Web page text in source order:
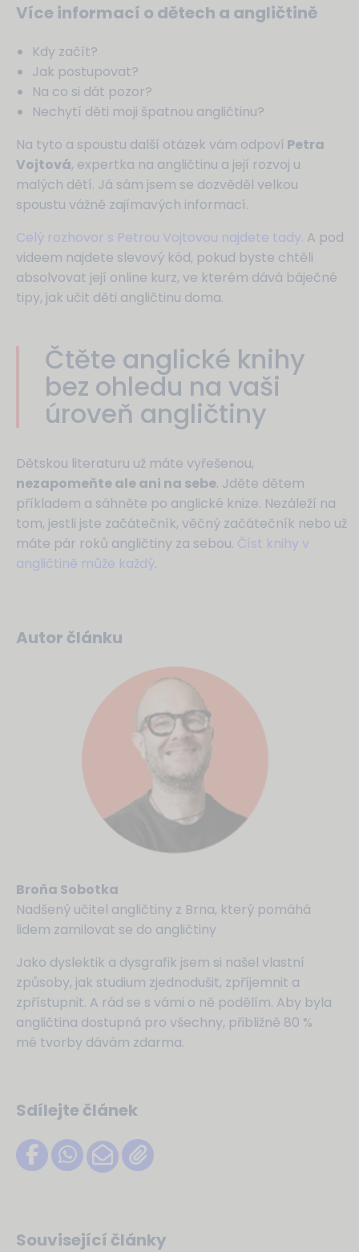
Více informací o dětech a angličtině
Kdy začít?
Jak postupovat?
Na co si dát pozor?
Nechytí děti moji špatnou angličtinu?
Na tyto a spoustu další otázek vám odpoví Petra
Vojtová, expertka na angličtinu a její rozvoj u
malých dětí. Já sám jsem se dozvěděl velkou
spoustu vážně zajímavých informací.
Celý rozhovor s Petrou Vojtovou najdete tady. A pod
videem najdete slevový kód, pokud byste chtěli
absolvovat její online kurz, ve kterém dává báječné
tipy, jak učit děti angličtinu doma.
Čtěte anglické knihy
bez ohledu na vaši
úroveň angličtiny
Dětskou literaturu už máte vyřešenou,
nezapomeňte ale ani na sebe. Jděte dětem
příkladem a sáhněte po anglické knize. Nezáleží na
tom, jestli jste začátečník, věčný začátečník nebo už
máte pár roků angličtiny za sebou. Číst knihy v
angličtině může každý.
Autor článku
Broňa Sobotka
Nadšený učitel angličtiny z Brna, který pomáhá
lidem zamilovat se do angličtiny
Jako dyslektik a dysgrafik jsem si našel vlastní
způsoby, jak studium zjednodušit, zpříjemnit a
zpřístupnit. A rád se s vámi o ně podělím. Aby byla
angličtina dostupná pro všechny, přibližně 80 %
mé tvorby dávám zdarma.
Sdílejte článek
Související články